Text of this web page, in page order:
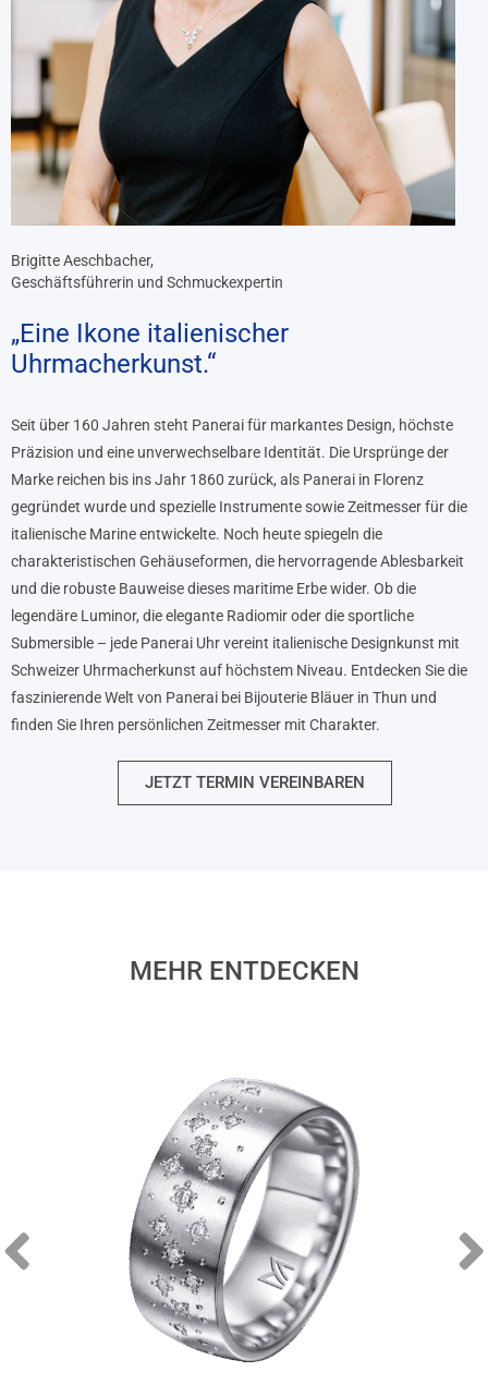
Brigitte Aeschbacher,
Geschäftsführerin und Schmuckexpertin
„Eine Ikone italienischer
Uhrmacherkunst.“
Seit über 160 Jahren steht Panerai für markantes Design, höchste
Präzision und eine unverwechselbare Identität. Die Ursprünge der
Marke reichen bis ins Jahr 1860 zurück, als Panerai in Florenz
gegründet wurde und spezielle Instrumente sowie Zeitmesser für die
italienische Marine entwickelte. Noch heute spiegeln die
charakteristischen Gehäuseformen, die hervorragende Ablesbarkeit
und die robuste Bauweise dieses maritime Erbe wider. Ob die
legendäre Luminor, die elegante Radiomir oder die sportliche
Submersible – jede Panerai Uhr vereint italienische Designkunst mit
Schweizer Uhrmacherkunst auf höchstem Niveau. Entdecken Sie die
faszinierende Welt von Panerai bei Bijouterie Bläuer in Thun und
finden Sie Ihren persönlichen Zeitmesser mit Charakter.
JETZT TERMIN VEREINBAREN
MEHR ENTDECKEN